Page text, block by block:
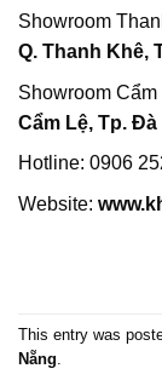
Showroom
Q. Thanh Khê,
Showroom Cẩm
Cẩm Lệ, Tp. Đà
Hotline: 0906
Website:
This entry was
Nẵng